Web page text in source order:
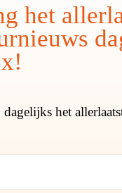
het
het